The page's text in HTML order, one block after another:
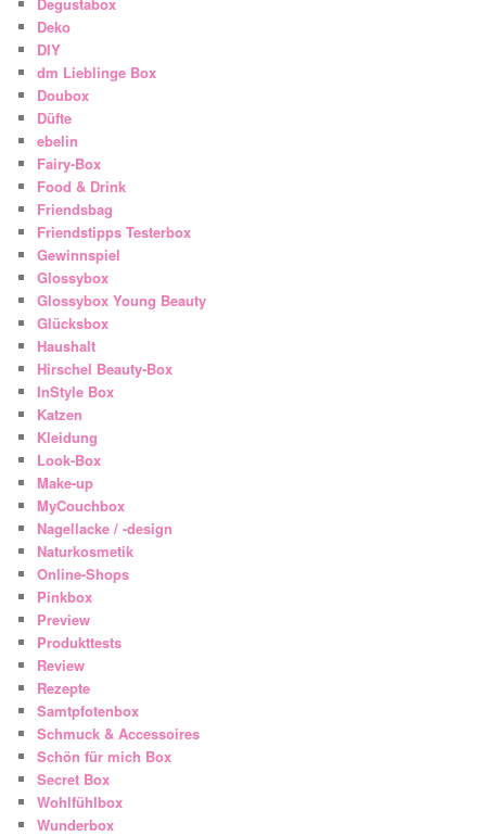
Deko
DIY
dm Lieblinge Box
Doubox
Düfte
ebelin
Fairy-Box
Food & Drink
Friendsbag
Friendstipps Testerbox
Gewinnspiel
Glossybox
Glossybox Young Beauty
Glücksbox
Haushalt
Hirschel Beauty-Box
InStyle Box
Katzen
Kleidung
Look-Box
Make-up
MyCouchbox
Nagellacke / -design
Naturkosmetik
Online-Shops
Pinkbox
Preview
Produkttests
Review
Rezepte
Samtpfotenbox
Schmuck & Accessoires
Schön für mich Box
Secret Box
Wohlfühlbox
Wunderbox